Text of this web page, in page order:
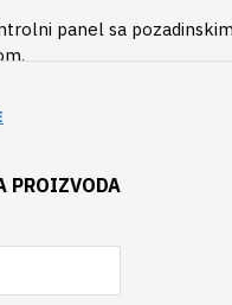
panel sa
PROIZVODA